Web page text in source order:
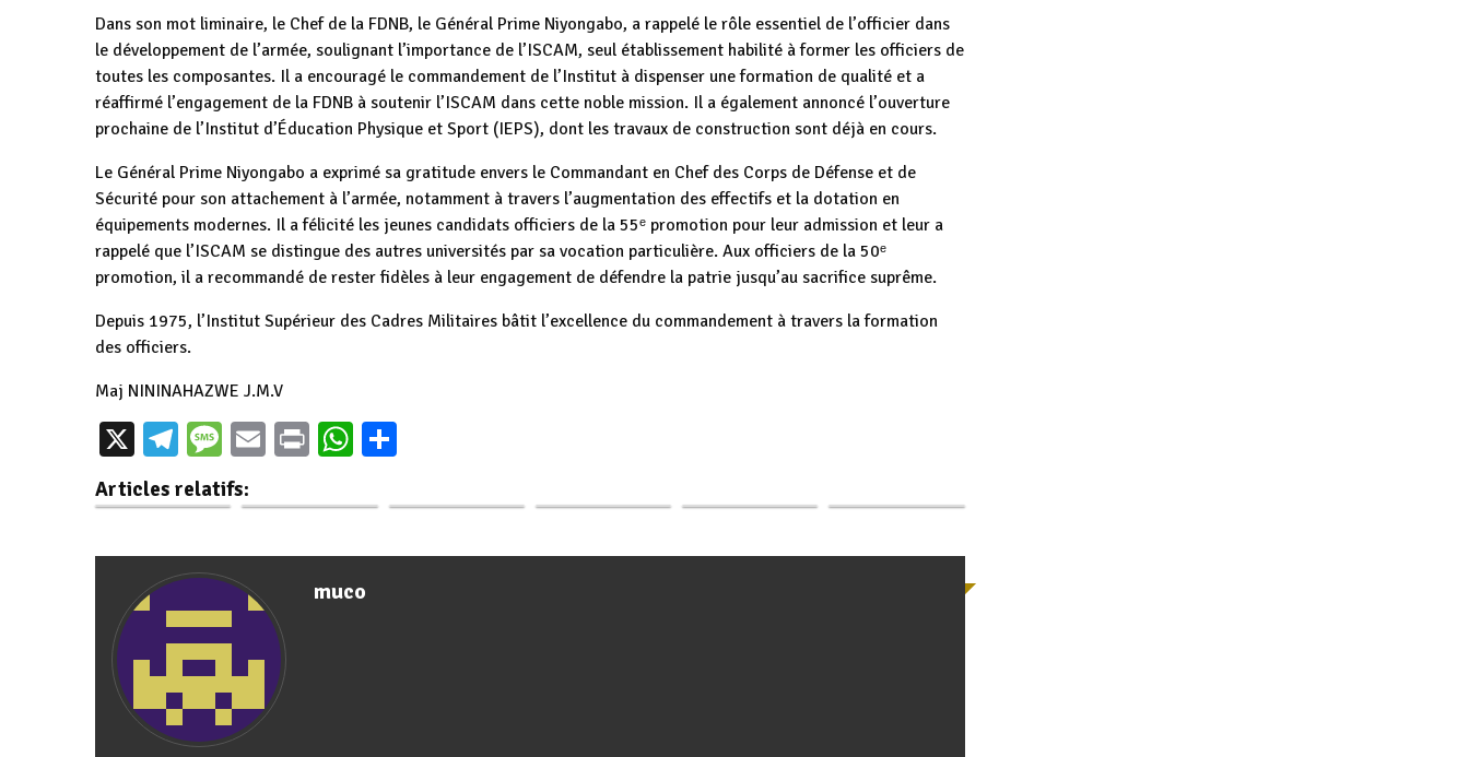
Dans son mot liminaire, le Chef de la FDNB, le Général Prime Niyongabo, a rappelé le rôle essentiel de l’officier dans
le développement de l’armée, soulignant l’importance de l’ISCAM, seul établissement habilité à former les officiers de
toutes les composantes. Il a encouragé le commandement de l’Institut à dispenser une formation de qualité et a
réaffirmé l’engagement de la FDNB à soutenir l’ISCAM dans cette noble mission. Il a également annoncé l’ouverture
prochaine de l’Institut d’Éducation Physique et Sport (IEPS), dont les travaux de construction sont déjà en cours.
Le Général Prime Niyongabo a exprimé sa gratitude envers le Commandant en Chef des Corps de Défense et de
Sécurité pour son attachement à l’armée, notamment à travers l’augmentation des effectifs et la dotation en
équipements modernes. Il a félicité les jeunes candidats officiers de la 55ᵉ promotion pour leur admission et leur a
rappelé que l’ISCAM se distingue des autres universités par sa vocation particulière. Aux officiers de la 50ᵉ
promotion, il a recommandé de rester fidèles à leur engagement de défendre la patrie jusqu’au sacrifice suprême.
Depuis 1975, l’Institut Supérieur des Cadres Militaires bâtit l’excellence du commandement à travers la formation
des officiers.
Maj NININAHAZWE J.M.V
X Telegram
Message
EmailPrintWhatsApp
Articles relatifs:
Burundi :
Formation en
jeunes cadres…
Le centre de
formation aux
muco